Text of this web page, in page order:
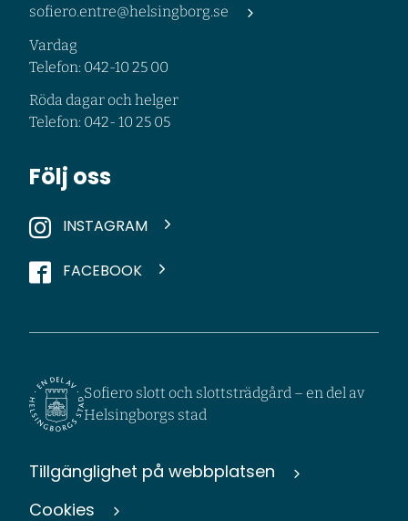
sofiero.entre@helsingborg.se
Vardag
Telefon: 042-10 25 00
Röda dagar och helger
Telefon: 042- 10 25 05
Följ oss
INSTAGRAM
FACEBOOK
Sofiero slott och slottsträdgård – en del av
Helsingborgs stad
Tillgänglighet på webbplatsen
Cookies